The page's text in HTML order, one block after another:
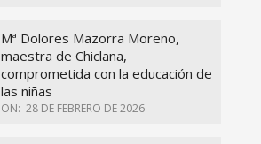
Mª Dolores Mazorra Moreno,
maestra de Chiclana,
comprometida con la educación de
las niñas
ON: 28 DE FEBRERO DE 2026